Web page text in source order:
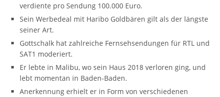
verdiente pro Sendung 100.000 Euro.
Sein Werbedeal mit Haribo Goldbären gilt als der längste
seiner Art.
Gottschalk hat zahlreiche Fernsehsendungen für RTL und
SAT1 moderiert.
Er lebte in Malibu, wo sein Haus 2018 verloren ging, und
lebt momentan in Baden-Baden.
Anerkennung erhielt er in Form von verschiedenen